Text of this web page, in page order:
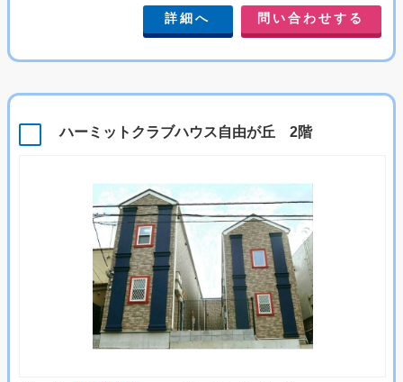
詳細へ 問い合わせする
ハーミットクラブハウス自由が丘 2階